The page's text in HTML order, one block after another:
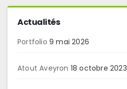
Actualités
Portfolio 9 mai 2026
Atout Aveyron 18 octobre 2023